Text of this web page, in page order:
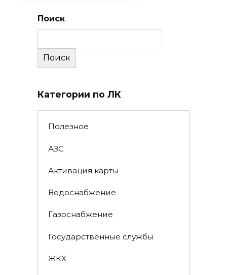
Поиск
Поиск
Категории по ЛК
Полезное
АЗС
Активация карты
Водоснабжение
Газоснабжение
Государственные службы
ЖКХ